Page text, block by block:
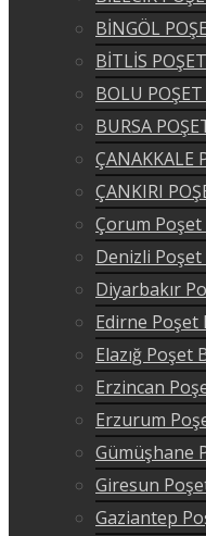
BİNGÖL
BİTLİS
BOLU POŞET
BURSA
ÇANAKKALE
ÇANKIRI
Çorum Poşet
Denizli Poşet
Diyarbakır
Edirne Poşet
Elazığ Poşet
Erzincan
Erzurum
Gümüşhane
Giresun
Gaziantep